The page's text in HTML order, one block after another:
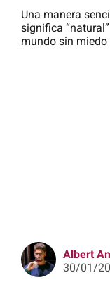
Una manera
significa
mundo sin
Albert
30/01/